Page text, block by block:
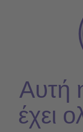
Αυτή
έχει